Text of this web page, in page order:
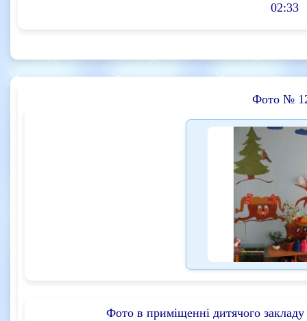
02:33
Фото №
Фото в приміщенні дитячого